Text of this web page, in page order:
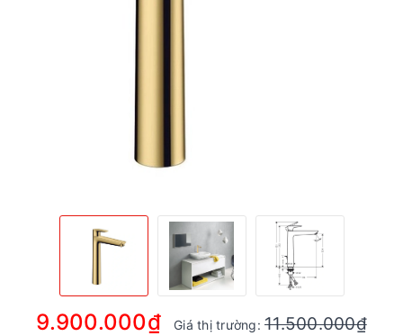
9.900.000₫ Giá thị trường: 11.500.000₫